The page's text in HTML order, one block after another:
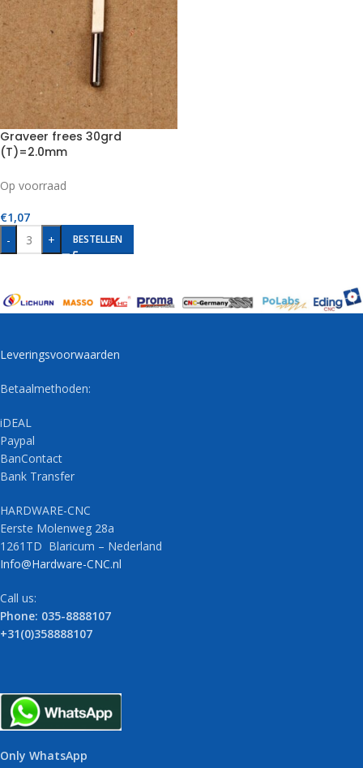
Graveer frees 30grd
(T)=2.0mm
Op voorraad
€1,07
-
+ BESTELLEN
Leveringsvoorwaarden
Betaalmethoden:
iDEAL
Paypal
BanContact
Bank Transfer
HARDWARE-CNC
Eerste Molenweg 28a
1261TD Blaricum – Nederland
Info@Hardware-CNC.nl
Call us:
Phone: 035-8888107
+31(0)358888107
Only WhatsApp